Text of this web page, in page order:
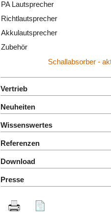
PA Lautsprecher
Richtlautsprecher
Akkulautsprecher
Zubehör
Schallabsorber -
Vertrieb
Neuheiten
Wissenswertes
Referenzen
Download
Presse